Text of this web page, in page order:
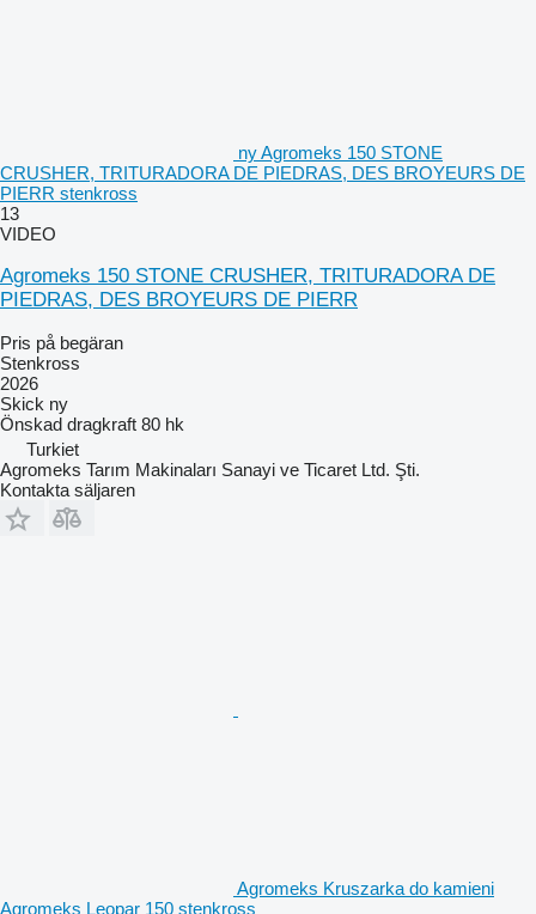
ny Agromeks 150 STONE
CRUSHER, TRITURADORA DE PIEDRAS, DES BROYEURS DE
PIERR stenkross
13
VIDEO
Agromeks 150 STONE CRUSHER, TRITURADORA DE
PIEDRAS, DES BROYEURS DE PIERR
Pris på begäran
Stenkross
2026
Skick ny
Önskad dragkraft 80 hk
Turkiet
Agromeks Tarım Makinaları Sanayi ve Ticaret Ltd. Şti.
Kontakta säljaren
Agromeks Kruszarka do kamieni
Agromeks Leopar 150 stenkross